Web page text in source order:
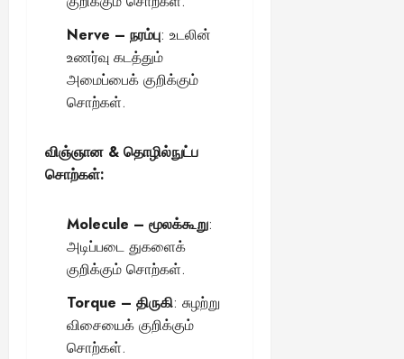
Nerve – நரம்பு: உடலின்
உணர்வு கடத்தும்
அமைப்பைக் குறிக்கும்
சொற்கள்.
விஞ்ஞான & தொழில்நுட்ப
சொற்கள்:
Molecule – மூலக்கூறு:
அடிப்படை துகளைக்
குறிக்கும் சொற்கள்.
Torque – திருகி: சுழற்று
விசையைக் குறிக்கும்
சொற்கள்.